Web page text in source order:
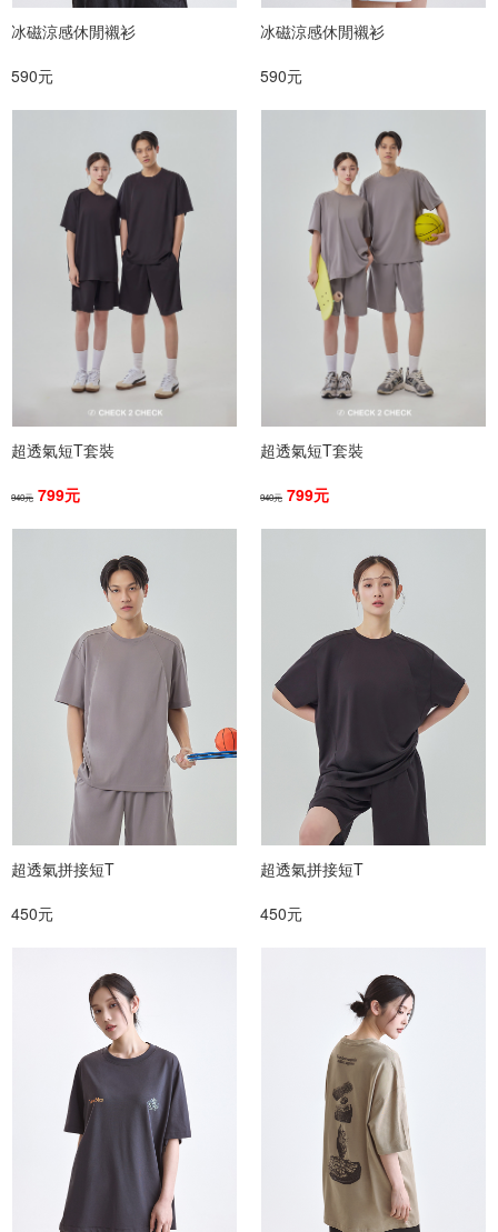
冰磁涼感休閒襯衫
590元
冰磁涼感休閒襯衫
590元
超透氣短T套裝
940元 799元
超透氣短T套裝
940元 799元
超透氣拼接短T
450元
超透氣拼接短T
450元